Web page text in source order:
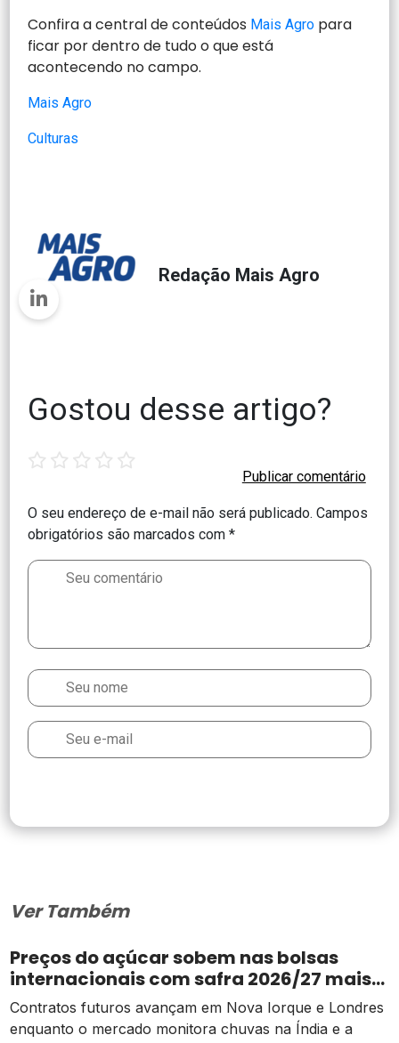
Confira a central de conteúdos Mais Agro para
ficar por dentro de tudo o que está
acontecendo no campo.
Mais Agro
Culturas
Redação Mais Agro
Gostou desse artigo?
O seu endereço de e-mail não será publicado. Campos
obrigatórios são marcados com*
star stars stars stars stars
Ver Também
Preços do açúcar sobem nas bolsas
internacionais com safra 2026/27 mais
apertada
Contratos futuros avançam em Nova Iorque e Londres
enquanto o mercado monitora chuvas na Índia e a